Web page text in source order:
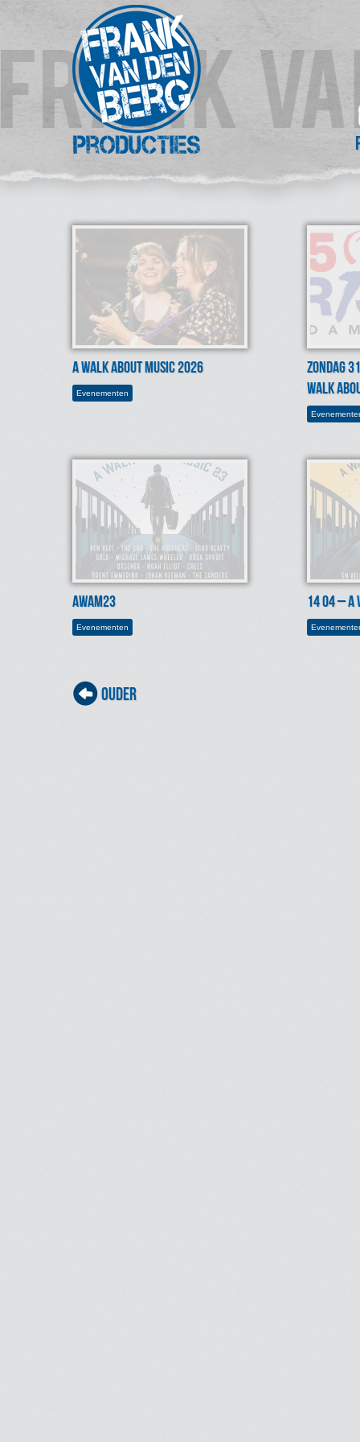
evenementen
A Walk About Music 2026
zondag
Walk
evenementen
AWAM23 14 04 –
Post navigation
Ouder